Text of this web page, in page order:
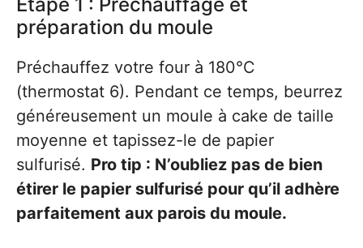
préparation du moule
Préchauffez votre four à 180°C
(thermostat 6). Pendant ce temps, beurrez
généreusement un moule à cake de taille
moyenne et tapissez-le de papier
sulfurisé. Pro tip : N’oubliez pas de bien
étirer le papier sulfurisé pour qu’il adhère
parfaitement aux parois du moule.